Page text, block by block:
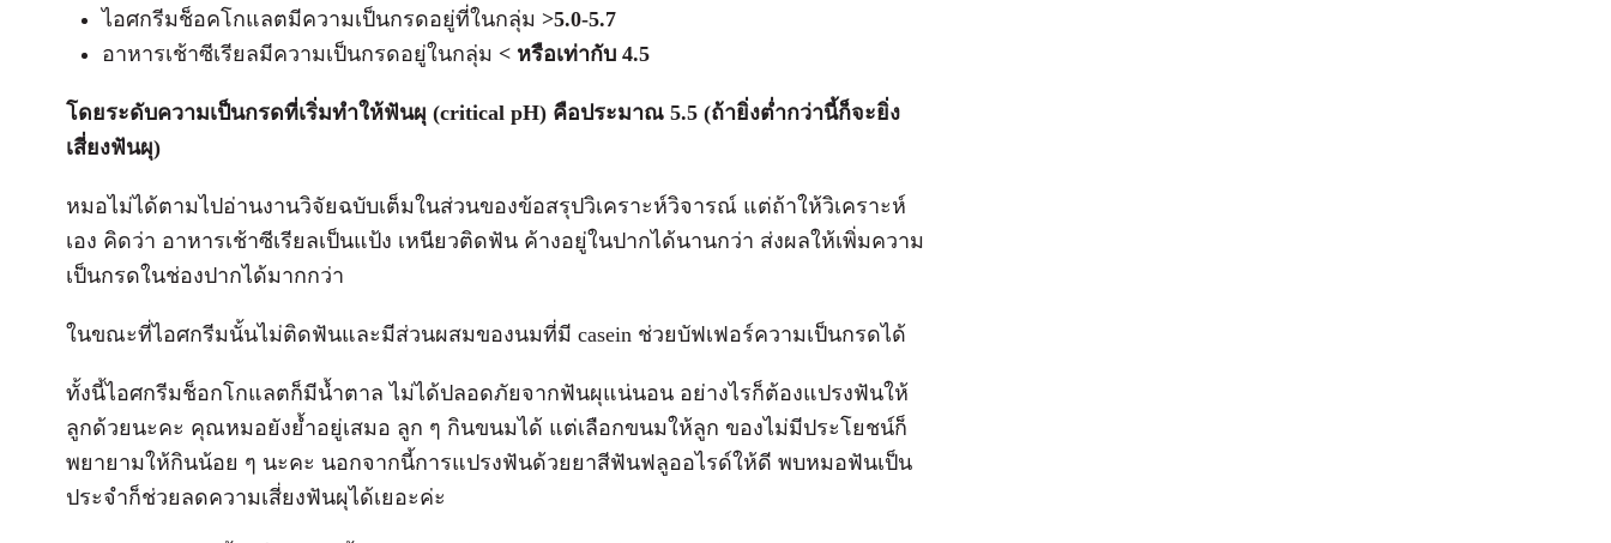
ไอศกรีมช็อคโกแลตมีความเป็นกรดอยู่ที่ในกลุ่ม >5.0-5.7
อาหารเช้าซีเรียลมีความเป็นกรดอยู่ในกลุ่ม < หรือเท่ากับ 4.5
โดยระดับความเป็นกรดที่เริ่มทำให้ฟันผุ (critical pH) คือประมาณ 5.5 (ถ้ายิ่งต่ำกว่านี้ก็จะยิ่ง
เสี่ยงฟันผุ)
หมอไม่ได้ตามไปอ่านงานวิจัยฉบับเต็มในส่วนของข้อสรุปวิเคราะห์วิจารณ์ แต่ถ้าให้วิเคราะห์
เอง คิดว่า อาหารเช้าซีเรียลเป็นแป้ง เหนียวติดฟัน ค้างอยู่ในปากได้นานกว่า ส่งผลให้เพิ่มความ
เป็นกรดในช่องปากได้มากกว่า
ในขณะที่ไอศกรีมนั้นไม่ติดฟันและมีส่วนผสมของนมที่มี casein ช่วยบัฟเฟอร์ความเป็นกรดได้
ทั้งนี้ไอศกรีมช็อกโกแลตก็มีน้ำตาล ไม่ได้ปลอดภัยจากฟันผุแน่นอน อย่างไรก็ต้องแปรงฟันให้
ลูกด้วยนะคะ คุณหมอยังย้ำอยู่เสมอ ลูก ๆ กินขนมได้ แต่เลือกขนมให้ลูก ของไม่มีประโยชน์ก็
พยายามให้กินน้อย ๆ นะคะ นอกจากนี้การแปรงฟันด้วยยาสีฟันฟลูออไรด์ให้ดี พบหมอฟันเป็น
ประจำก็ช่วยลดความเสี่ยงฟันผุได้เยอะค่ะ